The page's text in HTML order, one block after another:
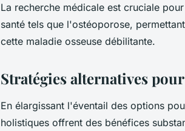
La recherche médicale est cruciale
santé tels que l'ostéoporose,
cette maladie osseuse débilitante.
Stratégies alternatives
En élargissant l'éventail des options
holistiques offrent des bénéfices